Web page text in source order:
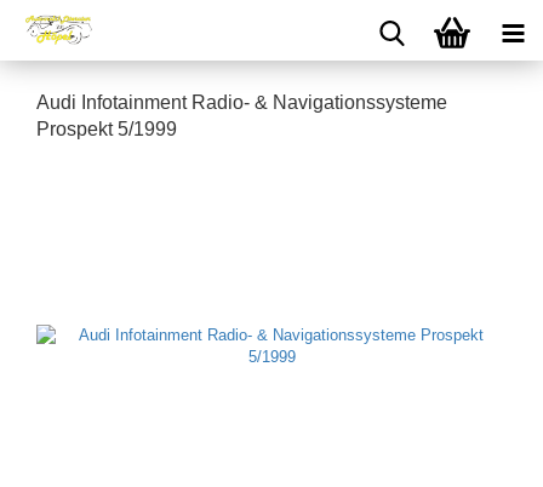
Audi Infotainment Radio- & Navigationssysteme
Prospekt 5/1999